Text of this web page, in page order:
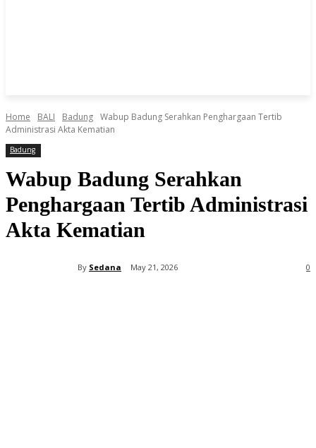
Home BALI Badung Wabup Badung Serahkan Penghargaan Tertib
Administrasi Akta Kematian
Badung
Wabup Badung Serahkan
Penghargaan Tertib Administrasi
Akta Kematian
By Sedana May 21, 2026 0